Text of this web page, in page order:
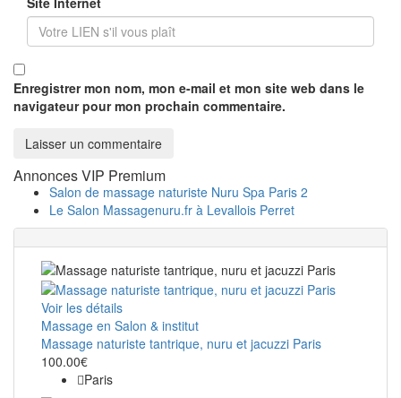
Enregistrer mon nom, mon e-mail et mon site web dans le
navigateur pour mon prochain commentaire.
Annonces VIP Premium
Salon de massage naturiste Nuru Spa Paris 2
Le Salon Massagenuru.fr à Levallois Perret
Voir les détails
Massage en Salon & institut
Massage naturiste tantrique, nuru et jacuzzi Paris
100.00€
Paris